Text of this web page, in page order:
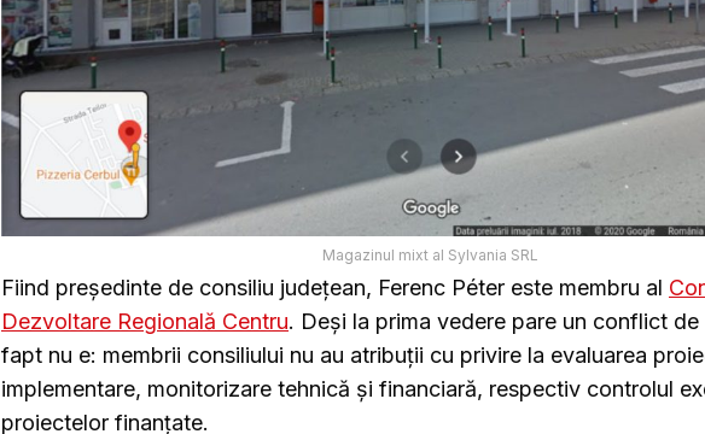
Magazinul mixt al Sylvania SRL
Fiind președinte de consiliu județean, Ferenc Péter este membru al
Dezvoltare Regională Centru. Deși la prima vedere pare un conflict de
fapt nu e: membrii consiliului nu au atribuții cu privire la evaluarea
implementare, monitorizare tehnică și financiară, respectiv controlul
proiectelor finanțate.